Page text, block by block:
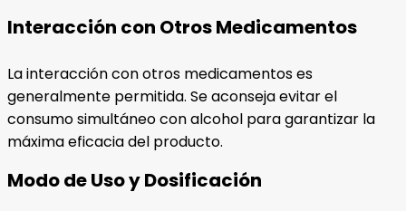
Interacción con Otros Medicamentos
La interacción con otros medicamentos es
generalmente permitida. Se aconseja evitar el
consumo simultáneo con alcohol para garantizar la
máxima eficacia del producto.
Modo de Uso y Dosificación